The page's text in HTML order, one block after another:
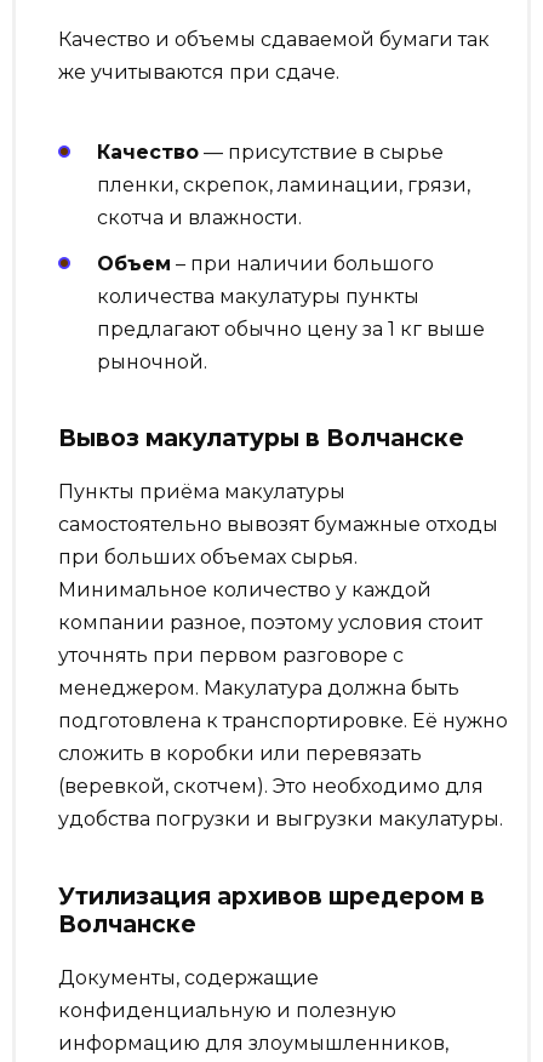
Качество и объемы сдаваемой бумаги так
же учитываются при сдаче.
Качество — присутствие в сырье
пленки, скрепок, ламинации, грязи,
скотча и влажности.
Объем – при наличии большого
количества макулатуры пункты
предлагают обычно цену за 1 кг выше
рыночной.
Вывоз макулатуры в Волчанске
Пункты приёма макулатуры
самостоятельно вывозят бумажные отходы
при больших объемах сырья.
Минимальное количество у каждой
компании разное, поэтому условия стоит
уточнять при первом разговоре с
менеджером. Макулатура должна быть
подготовлена к транспортировке. Её нужно
сложить в коробки или перевязать
(веревкой, скотчем). Это необходимо для
удобства погрузки и выгрузки макулатуры.
Утилизация архивов шредером в
Волчанске
Документы, содержащие
конфиденциальную и полезную
информацию для злоумышленников,